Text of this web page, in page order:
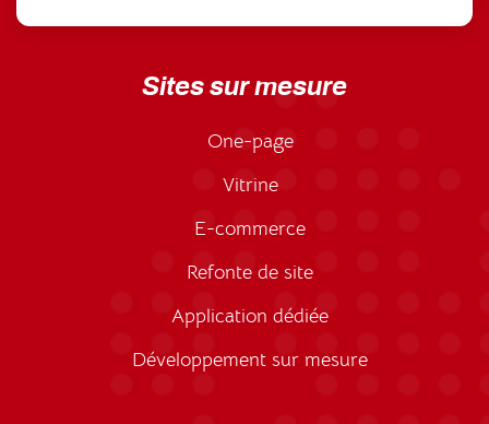
Sites sur mesure
One-page
Vitrine
E-commerce
Refonte de site
Application dédiée
Développement sur mesure